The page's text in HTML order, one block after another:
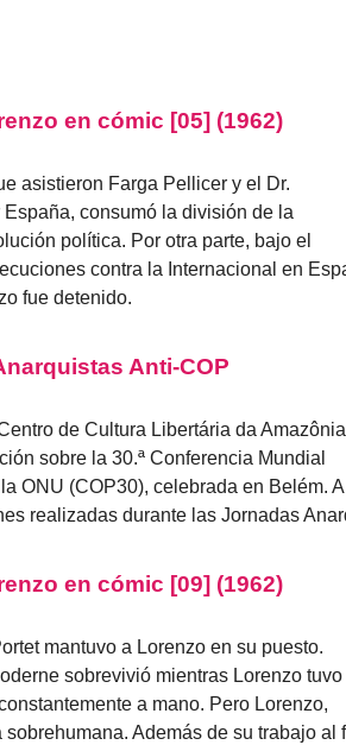
en cómic [05] (1962)
asistieron Farga Pellicer y el Dr.
consumó la división de la
política. Por otra parte, bajo el
contra la Internacional en
fue detenido.
Anti-COP
de Cultura Libertária da
sobre la 30.ª Conferencia Mundial
ONU (COP30), celebrada en Belém.
realizadas durante las Jornadas
en cómic [09] (1962)
mantuvo a Lorenzo en su puesto.
sobrevivió mientras Lorenzo tuvo
a mano. Pero Lorenzo,
Además de su trabajo al